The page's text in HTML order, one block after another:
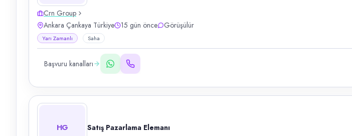
Crn Group
Ankara Çankaya Türkiye
15 gün önce Görüşülür
Yarı Zamanlı Saha
Başvuru kanalları
HG Satış Pazarlama Elemanı